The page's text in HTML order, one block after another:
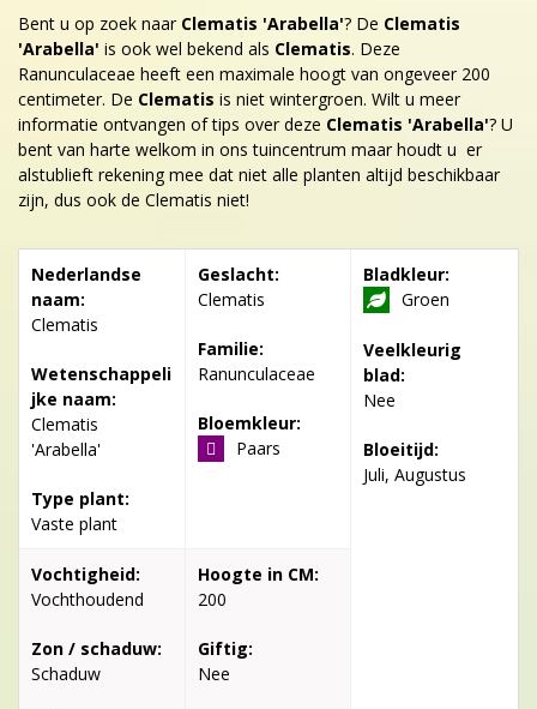
Bent u op zoek naar Clematis 'Arabella'? De Clematis
'Arabella' is ook wel bekend als Clematis. Deze
Ranunculaceae heeft een maximale hoogt van ongeveer 200
centimeter. De Clematis is niet wintergroen. Wilt u meer
informatie ontvangen of tips over deze Clematis 'Arabella'? U
bent van harte welkom in ons tuincentrum maar houdt u er
alstublieft rekening mee dat niet alle planten altijd beschikbaar
zijn, dus ook de Clematis niet!
Nederlandse
naam:
Clematis
Wetenschappeli
jke naam:
Clematis
'Arabella'
Type plant:
Vaste plant
Geslacht:
Clematis
Familie:
Ranunculaceae
Bloemkleur:
Paars
Bladkleur:
Groen
Veelkleurig
blad:
Nee
Bloeitijd:
Juli, Augustus
Vochtigheid:
Vochthoudend
Zon / schaduw:
Schaduw
Hoogte in CM:
200
Giftig:
Nee